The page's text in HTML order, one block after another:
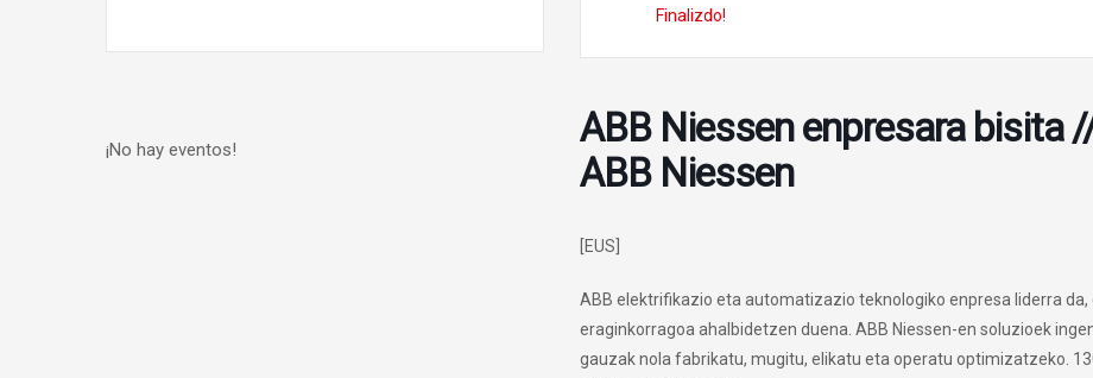
¡No hay eventos!
Finalizdo!
ABB Niessen enpresara bisita
ABB Niessen
[EUS]
ABB elektrifikazio eta automatizazio teknologiko enpresa liderra
eraginkorragoa ahalbidetzen duena. ABB Niessen-en soluzioek
gauzak nola fabrikatu, mugitu, elikatu eta operatu optimizatzeko.